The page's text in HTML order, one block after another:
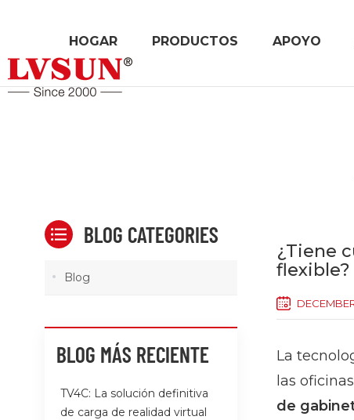
HOGAR PRODUCTOS APOYO
¿Tiene
flexible?
La
las
de
BLOG CATEGORIES
Blog
BLOG MÁS RECIENTE
TV4C: La solución definitiva
de carga de realidad virtual